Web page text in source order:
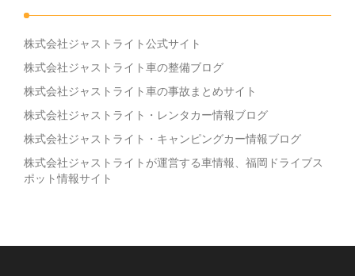
株式会社ジャストライト公式サイト
株式会社ジャストライト車の整備ブログ
株式会社ジャストライト車の事故まとめサイト
株式会社ジャストライト・レンタカー情報ブログ
株式会社ジャストライト・キャンピングカー情報ブログ
株式会社ジャストライトが運営する車情報、福岡ドライブス
ポット情報サイト